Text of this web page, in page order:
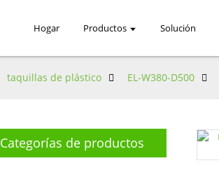
Hogar Productos Solución
taquillas de plástico EL-W380-D500
Categorías de productos